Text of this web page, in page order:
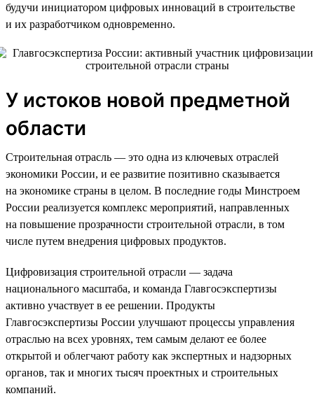
будучи инициатором цифровых инноваций в строительстве
и их разработчиком одновременно.
У истоков новой предметной
области
Строительная отрасль — это одна из ключевых отраслей
экономики России, и ее развитие позитивно сказывается
на экономике страны в целом. В последние годы Минстроем
России реализуется комплекс мероприятий, направленных
на повышение прозрачности строительной отрасли, в том
числе путем внедрения цифровых продуктов.
Цифровизация строительной отрасли — задача
национального масштаба, и команда Главгосэкспертизы
активно участвует в ее решении. Продукты
Главгосэкспертизы России улучшают процессы управления
отраслью на всех уровнях, тем самым делают ее более
открытой и облегчают работу как экспертных и надзорных
органов, так и многих тысяч проектных и строительных
компаний.